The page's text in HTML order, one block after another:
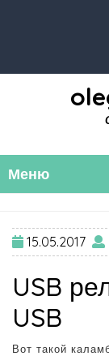
Меню
15.05.2017
USB
USB
Вот такой